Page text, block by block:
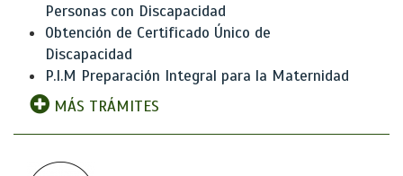
Personas con Discapacidad
Obtención de Certificado Único de
Discapacidad
P.I.M Preparación Integral para la Maternidad
MÁS TRÁMITES